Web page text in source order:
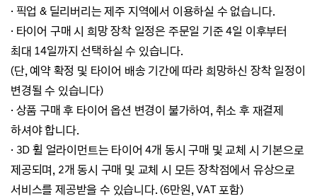
· 픽업 & 딜리버리는 제주 지역에서 이용하실 수 없습니다.
· 타이어 구매 시 희망 장착 일정은 주문일 기준 4일 이후부터
최대 14일까지 선택하실 수 있습니다.
(단, 예약 확정 및 타이어 배송 기간에 따라 희망하신 장착 일정이
변경될 수 있습니다)
· 상품 구매 후 타이어 옵션 변경이 불가하여, 취소 후 재결제
하셔야 합니다.
· 3D 휠 얼라이먼트는 타이어 4개 동시 구매 및 교체 시 기본으로
제공되며, 2개 동시 구매 및 교체 시 모든 장착점에서 유상으로
서비스를 제공받을 수 있습니다. (6만원, VAT 포함)